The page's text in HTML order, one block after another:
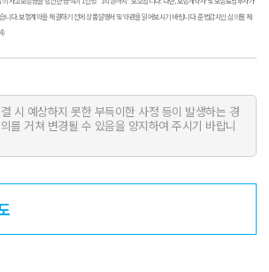
니다. 보험계약을 체결하기 전에 상품설명서 및 약관을 읽어보시기 바랍니다. 준법감시인 심의필 제
시 예상하지 못한 부득이한 사정 등이 발생하는 경
를 거쳐 변경될 수 있음을 양지하여 주시기 바랍니